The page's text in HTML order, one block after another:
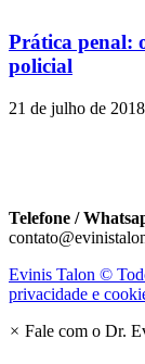
Prática penal:
policial
21 de julho de 2018
Telefone /
Evinis Talon ©
privacidade e
× Fale com o Dr.